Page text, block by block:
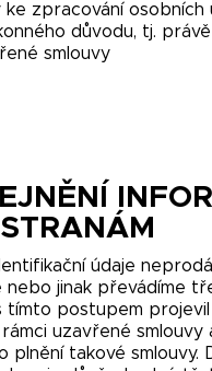
zpracování osobních
důvodu, tj.
smlouvy
údaje
nebo jinak převádíme
tímto postupem projevil
uzavřené smlouvy
plnění takové smlouvy.